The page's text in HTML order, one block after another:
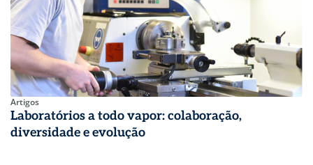
Artigos
Laboratórios a todo vapor: colaboração,
diversidade e evolução